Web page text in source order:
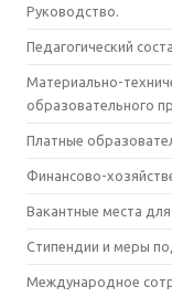
Руководство.
Педагогический
Материально-
образовательного
Платные
Финансово-
Вакантные места
Стипендии и меры
Международное